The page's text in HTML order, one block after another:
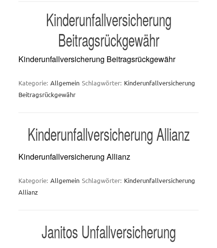
Kinderunfallversicherung
Beitragsrückgewähr
Kinderunfallversicherung Beitragsrückgewähr
Kategorie: Allgemein Schlagwörter: Kinderunfallversicherung
Beitragsrückgewähr
Kinderunfallversicherung Allianz
Kinderunfallversicherung Allianz
Kategorie: Allgemein Schlagwörter: Kinderunfallversicherung
Allianz
Janitos Unfallversicherung